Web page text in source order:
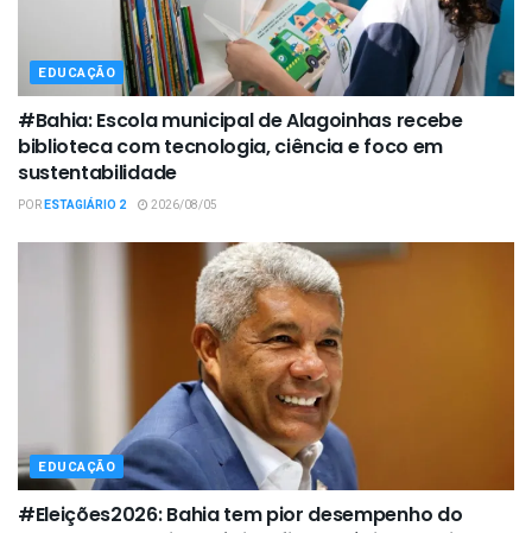
EDUCAÇÃO
#Bahia: Escola municipal de Alagoinhas recebe
biblioteca com tecnologia, ciência e foco em
sustentabilidade
PORESTAGIÁRIO 2 2026/08/05
EDUCAÇÃO
#Eleições2026: Bahia tem pior desempenho do